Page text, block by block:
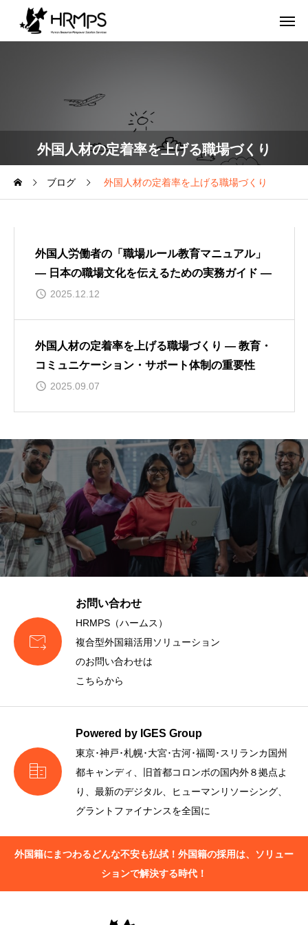
外国人材の定着率を上げる職場づくり
ブログ 外国人材の定着率を上げる職場づくり
外国人労働者の「職場ルール教育マニュアル」
― 日本の職場文化を伝えるための実務ガイド ―
2025.12.12
外国人材の定着率を上げる職場づくり ― 教育・
コミュニケーション・サポート体制の重要性
2025.09.07

お問い合わせ
HRMPS（ハームス）
複合型外国籍活用ソリューション
のお問い合わせは
こちらから

Powered by IGES Group
東京･神戸･札幌･大宮･古河･福岡･スリランカ国州
都キャンディ、旧首都コロンボの国内外８拠点よ
り、最新のデジタル、ヒューマンリソーシング、
グラントファイナンスを全国に
外国籍にまつわるどんな不安も払拭！外国籍の採用は、ソリュー
ションで解決する時代！